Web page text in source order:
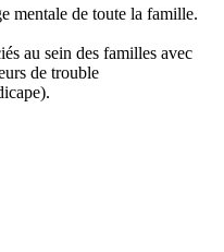
mentale de toute la famille.
au sein des familles avec
de trouble